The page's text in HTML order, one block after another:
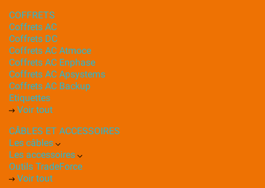
COFFRETS
Coffrets AC
Coffrets DC
Coffrets AC Atmoce
Coffrets AC Enphase
Coffrets AC Apsystems
Coffrets AC Backup
Etiquettes
Voir tout
CÂBLES ET ACCESSOIRES
Les câbles
Les accessoires
Outils TradeForce
Voir tout